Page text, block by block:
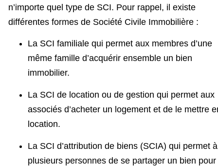
n’importe quel type de SCI. Pour rappel, il existe
différentes formes de Société Civile Immobilière :
La SCI familiale qui permet aux membres d’une
même famille d’acquérir ensemble un bien
immobilier.
La SCI de location ou de gestion qui permet aux
associés d’acheter un logement et de le mettre
location.
La SCI d’attribution de biens (SCIA) qui permet à
plusieurs personnes de se partager un bien pour